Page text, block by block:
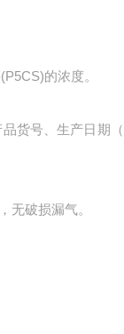
的浓度。
货号、生产日期
无破损漏气。